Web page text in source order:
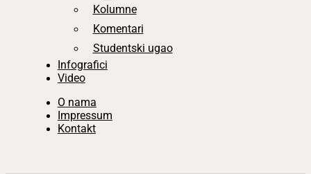
Kolumne
Komentari
Studentski ugao
Infografici
Video
O nama
Impressum
Kontakt